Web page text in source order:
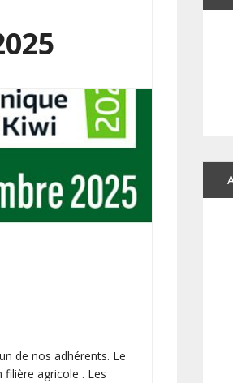
de nos adhérents. Le
filière agricole . Les